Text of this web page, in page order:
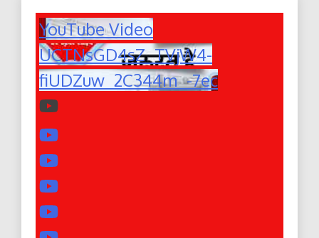
YouTube Video
UCTNsGD4sZ_TVjW4-
fiUDZuw_2C344m_-7ec